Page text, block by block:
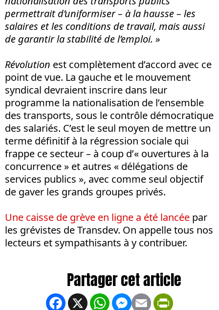
permettrait d’uniformiser – à la hausse – les
salaires et les conditions de travail, mais aussi
de garantir la stabilité de l’emploi. »
Révolution est complètement d’accord avec ce
point de vue. La gauche et le mouvement
syndical devraient inscrire dans leur
programme la nationalisation de l’ensemble
des transports, sous le contrôle démocratique
des salariés. C’est le seul moyen de mettre un
terme définitif à la régression sociale qui
frappe ce secteur – à coup d’« ouvertures à la
concurrence » et autres « délégations de
services publics », avec comme seul objectif
de gaver les grands groupes privés.
Une caisse de grève en ligne a été lancée par
les grévistes de Transdev. On appelle tous nos
lecteurs et sympathisants à y contribuer.
Facebook
X WhatsApp
Messenger
Email